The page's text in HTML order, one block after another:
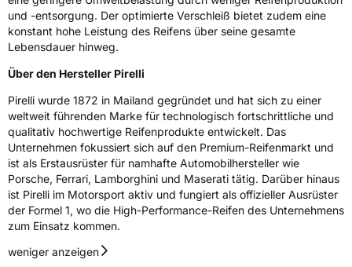
und -entsorgung. Der optimierte Verschleiß bietet zudem eine
konstant hohe Leistung des Reifens über seine gesamte
Lebensdauer hinweg.
Über den Hersteller Pirelli
Pirelli wurde 1872 in Mailand gegründet und hat sich zu einer
weltweit führenden Marke für technologisch fortschrittliche und
qualitativ hochwertige Reifenprodukte entwickelt. Das
Unternehmen fokussiert sich auf den Premium-Reifenmarkt und
ist als Erstausrüster für namhafte Automobilhersteller wie
Porsche, Ferrari, Lamborghini und Maserati tätig. Darüber hinaus
ist Pirelli im Motorsport aktiv und fungiert als offizieller Ausrüster
der Formel 1, wo die High-Performance-Reifen des Unternehmens
zum Einsatz kommen.
weniger anzeigen